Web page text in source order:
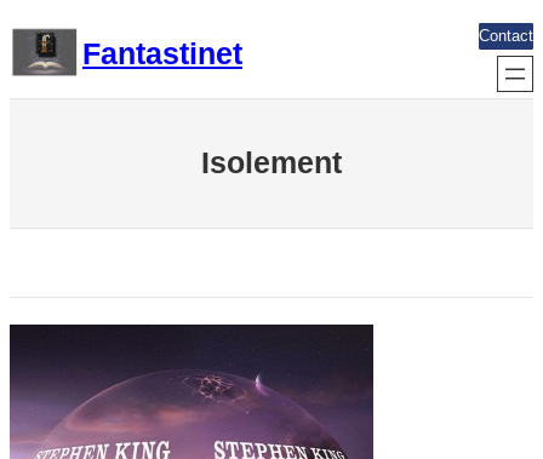
contenu
Fantastinet
Contact
Isolement